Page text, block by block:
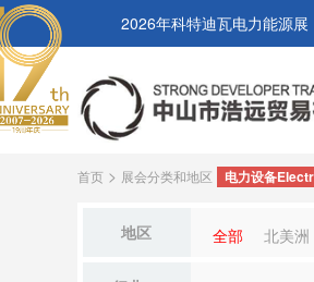
2026年科特迪瓦电力能源展
首页> 展会分类和地区 电力设备
地区 全部 北美洲